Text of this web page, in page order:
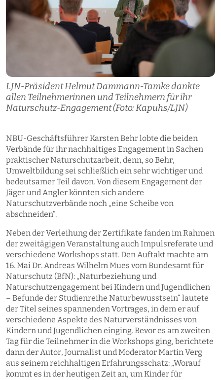
LJN-Präsident Helmut Dammann-Tamke dankte
allen Teilnehmerinnen und Teilnehmern für ihr
Naturschutz-Engagement (Foto: Kapuhs/LJN)
NBU-Geschäftsführer Karsten Behr lobte die beiden
Verbände für ihr nachhaltiges Engagement in Sachen
praktischer Naturschutzarbeit, denn, so Behr,
Umweltbildung sei schließlich ein sehr wichtiger und
bedeutsamer Teil davon. Von diesem Engagement der
Jäger und Angler könnten sich andere
Naturschutzverbände noch „eine Scheibe von
abschneiden“.
Neben der Verleihung der Zertifikate fanden im Rahmen
der zweitägigen Veranstaltung auch Impulsreferate und
verschiedene Workshops statt. Den Auftakt machte am
16. Mai Dr. Andreas Wilhelm Mues vom Bundesamt für
Naturschutz (BfN): „Naturbeziehung und
Naturschutzengagement bei Kindern und Jugendlichen
– Befunde der Studienreihe Naturbewusstsein“ lautete
der Titel seines spannenden Vortrages, in dem er auf
verschiedene Aspekte des Naturverständnisses von
Kindern und Jugendlichen einging. Bevor es am zweiten
Tag für die Teilnehmer in die Workshops ging, berichtete
dann der Autor, Journalist und Moderator Martin Verg
aus seinem reichhaltigen Erfahrungsschatz: „Worauf
kommt es in der heutigen Zeit an, um Kinder für